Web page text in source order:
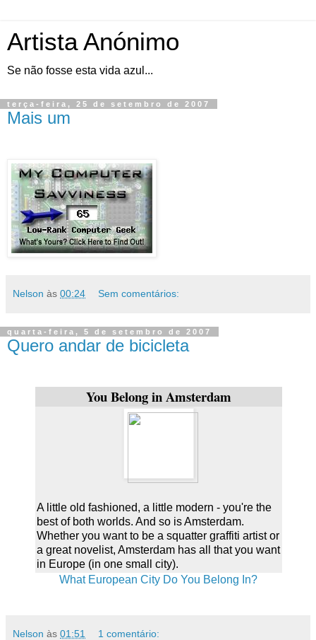
Artista Anónimo
Se não fosse esta vida azul...
terça-feira, 25 de setembro de 2007
Mais um
Nelson às 00:24 Sem comentários:
quarta-feira, 5 de setembro de 2007
Quero andar de bicicleta
You Belong in Amsterdam
A little old fashioned, a little modern - you're the
best of both worlds. And so is Amsterdam.
Whether you want to be a squatter graffiti artist or
a great novelist, Amsterdam has all that you want
in Europe (in one small city).
What European City Do You Belong In?
Nelson às 01:51 1 comentário: